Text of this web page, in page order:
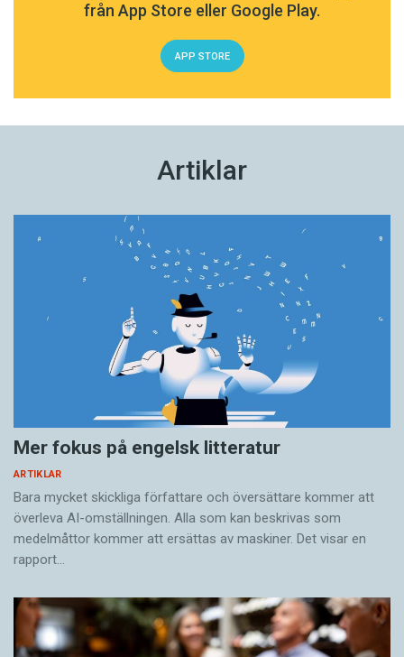
från App Store eller Google Play.
APP STORE
Artiklar
Mer fokus på engelsk litteratur
ARTIKLAR
Bara mycket skickliga författare och översättare ­kommer att
överleva AI-omställningen. Alla som kan beskrivas som
medelmåttor kommer att ersättas av maskiner. Det visar en
rapport…